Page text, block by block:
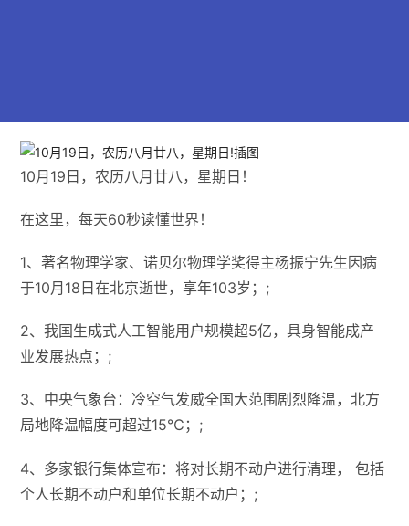
10月19日，农历八月廿八，星期日！
在这里，每天60秒读懂世界！
1、著名物理学家、诺贝尔物理学奖得主杨振宁先生因病
于10月18日在北京逝世，享年103岁；;
2、我国生成式人工智能用户规模超5亿，具身智能成产
业发展热点；;
3、中央气象台：冷空气发威全国大范围剧烈降温，北方
局地降温幅度可超过15℃；;
4、多家银行集体宣布：将对长期不动户进行清理， 包括
个人长期不动户和单位长期不动户；;